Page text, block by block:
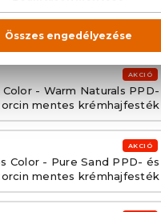
Color - Extra Copper PPD-
mentes krémhajfesték
AKCIÓ
Color - Warm Naturals PPD-
mentes krémhajfesték
AKCIÓ
Color - Pure Sand PPD- és
mentes krémhajfesték